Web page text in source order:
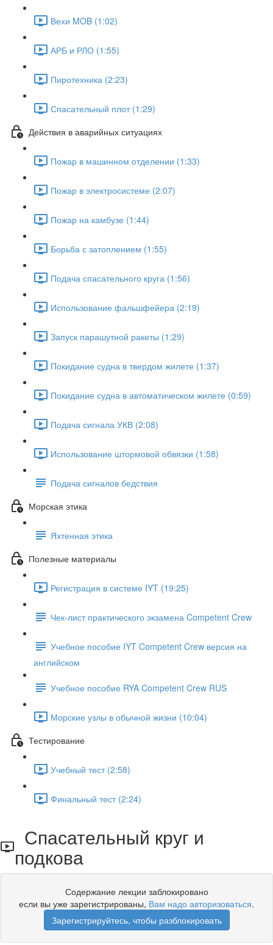
Вехи MOB (1:02)
АРБ и РЛО (1:55)
Пиротехника (2:23)
Спасательный плот (1:29)
Действия в аварийных ситуациях
Пожар в машинном отделении (1:33)
Пожар в электросистеме (2:07)
Пожар на камбузе (1:44)
Борьба с затоплением (1:55)
Подача спасательного круга (1:56)
Использование фальшфейера (2:19)
Запуск парашутной ракеты (1:29)
Покидание судна в твердом жилете (1:37)
Покидание судна в автоматическом жилете (0:59)
Подача сигнала УКВ (2:08)
Использование штормовой обвязки (1:58)
Подача сигналов бедствия
Морская этика
Яхтенная этика
Полезные материалы
Регистрация в системе IYT (19:25)
Чек-лист практического экзамена Competent Crew
Учебное пособие IYT Competent Crew версия на
английском
Учебное пособие RYA Competent Crew RUS
Морские узлы в обычной жизни (10:04)
Тестирование
Учебный тест (2:58)
Финальный тест (2:24)
Спасательный круг и
подкова
Содержание лекции заблокировано
если вы уже зарегистрированы, Вам надо авторизоваться.
Зарегистрируйтесь, чтобы разблокировать